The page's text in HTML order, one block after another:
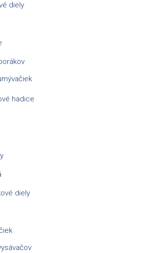
diely
hadice
diely